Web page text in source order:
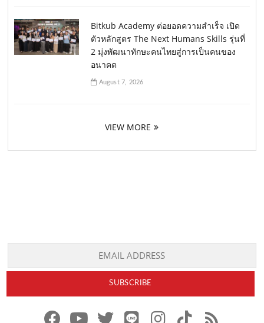
Bitkub Academy ต่อยอดความสำเร็จ เปิด
ตัวหลักสูตร The Next Humans Skills รุ่นที่
2 มุ่งพัฒนาทักษะคนไทยสู่การเป็นคนของ
อนาคต
August 7, 2026
VIEW MORE
x
r